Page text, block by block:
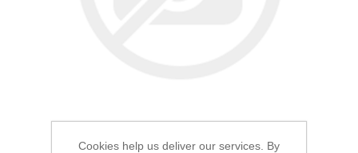
Cookies help us deliver our services. By